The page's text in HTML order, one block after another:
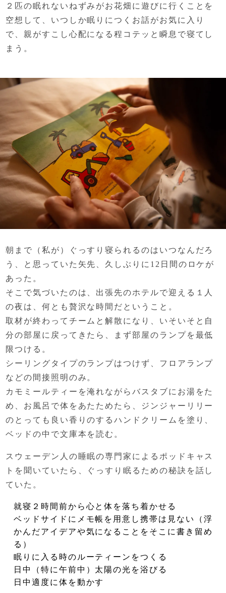
２匹の眠れないねずみがお花畑に遊びに行くことを
空想して、 いつしか眠りにつくお話がお気に入り
で、 親がすこし心配になる程コテッと瞬息で寝てし
まう。
朝まで（私が）ぐっすり寝られるのはいつなんだろ
う、
と思っていた矢先、久しぶりに12日間のロケが
あった。
そこで気づいたのは、出張先のホテルで迎える１人
の夜は、 何とも贅沢な時間だということ。
取材が終わってチームと解散になり、 いそいそと自
分の部屋に戻ってきたら、
まず部屋のランプを最低
限つける。
シーリングタイプのランプはつけず、 フロアランプ
などの間接照明のみ。
カモミールティーを淹れながらバスタブにお湯をた
め、 お風呂で体をあたためたら、
ジンジャーリリー
のとっても良い香りのするハンドクリームを塗り、
ベッドの中で文庫本を読む。
スウェーデン人の睡眠の専門家による ポッドキャス
トを聞いていたら、
ぐっすり眠るための秘訣を話し
ていた。
就寝２時間前から心と体を落ち着かせる
ベッドサイドにメモ帳を用意し携帯は見ない
（浮
かんだアイデアや気になることをそこに書き留め
る）
眠りに入る時のルーティーンをつくる
日中（特に午前中）太陽の光を浴びる
日中適度に体を動かす